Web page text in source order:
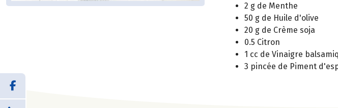
2 g de Menthe
50 g de Huile d'olive
20 g de Crème soja
0.5 Citron
1 cc de Vinaigre
3 pincée de Piment